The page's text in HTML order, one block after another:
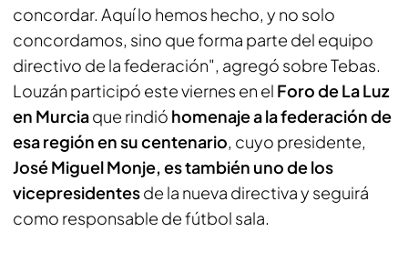
concordar. Aquí lo hemos hecho, y no solo
concordamos, sino que forma parte del equipo
directivo de la federación", agregó sobre Tebas.
Louzán participó este viernes en el Foro de La Luz
en Murciaque rindió homenaje a la federación de
esa región en su centenario, cuyo presidente,
José Miguel Monje, es también uno de los
vicepresidentesde la nueva directiva y seguirá
como responsable de fútbol sala.